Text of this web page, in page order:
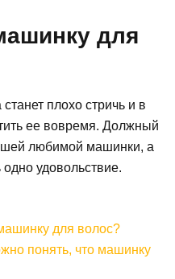
для
плохо стричь и в
ее вовремя. Должный
любимой машинки, а
одно удовольствие.
для волос?
понять, что машинку